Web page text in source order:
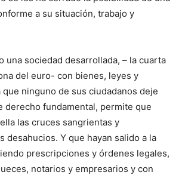
a su situación, trabajo y
una sociedad desarrollada, – la cuarta
del euro- con bienes, leyes y
que ninguno de sus ciudadanos deje
derecho fundamental, permite que
las cruces sangrientas y
desahucios. Y que hayan salido a la
prescripciones y órdenes legales,
notarios y empresarios y con